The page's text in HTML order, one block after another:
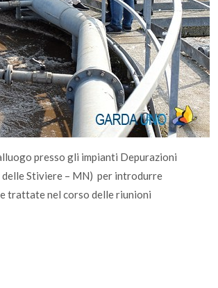
presso gli impianti Depurazioni
delle Stiviere – MN) per introdurre
trattate nel corso delle riunioni